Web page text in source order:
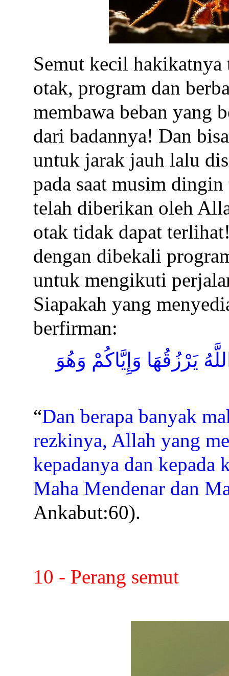
Semut kecil
otak, program dan
membawa beban yang
dari badannya! Dan
untuk jarak jauh lalu
pada saat musim
telah diberikan oleh
otak tidak dapat
dengan dibekali
untuk mengikuti
Siapakah yang
berfirman:
يَرْزُقُهَا وَإِيَّاكُمْ وَهُوَ
“Dan berapa banyak
rezkinya, Allah yang
kepadanya dan
Maha Mendenar dan
Ankabut:60).
10 - Perang semut